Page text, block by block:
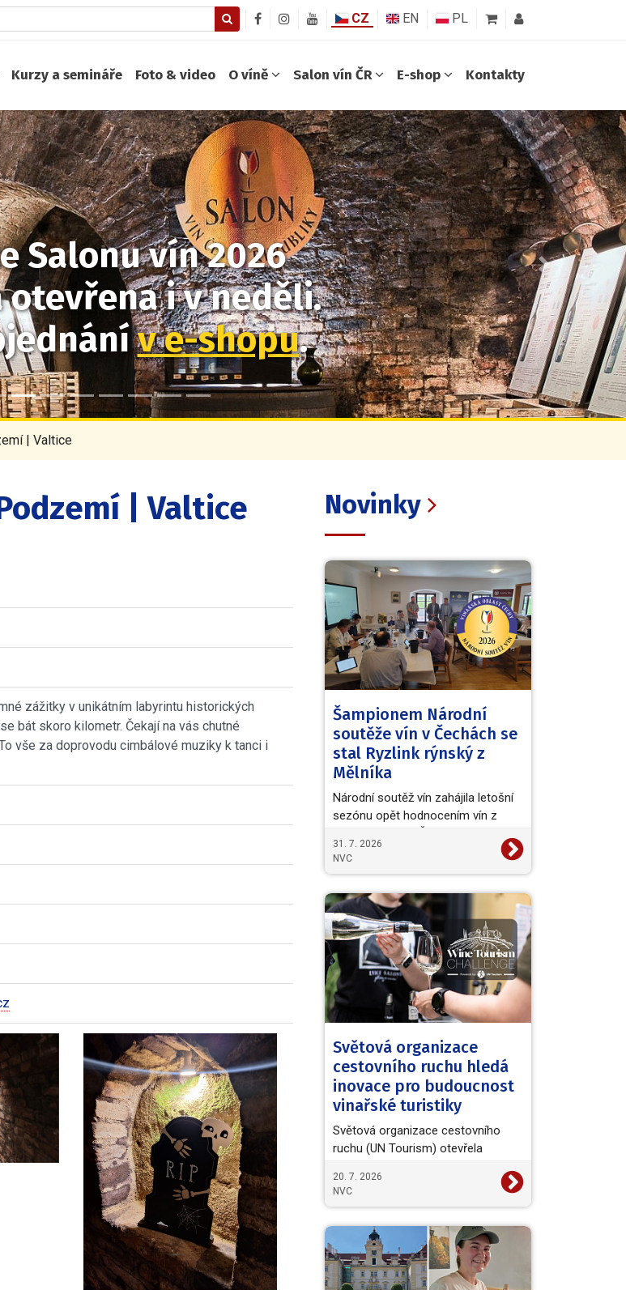
CZ EN PL
Kurzy a semináře Foto & video O víně Salon vín ČR E-shop Kontakty
Salonu vín 2026
otevřena i v neděli.
v e-shopu.
Další
| Valtice
| Valtice
zážitky v unikátním labyrintu historických
bát skoro kilometr. Čekají na vás chutné
vše za doprovodu cimbálové muziky k tanci i
Novinky
Šampionem Národní
soutěže vín v Čechách se
stal Ryzlink rýnský z
Mělníka
Národní soutěž vín zahájila letošní
sezónu opět hodnocením vín z
Šampiona a zároveň…
31. 7. 2026
NVC
Světová organizace
cestovního ruchu hledá
inovace pro budoucnost
vinařské turistiky
Světová organizace cestovního
ruchu (UN Tourism) otevřela
Tourism Innovation Challenge,…
20. 7. 2026
NVC